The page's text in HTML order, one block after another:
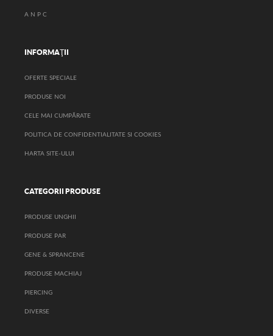
A N P C
INFORMAŢII
OFERTE SPECIALE
PRODUSE NOI
CELE MAI CUMPĂRATE
POLITICA DE CONFIDENTIALITATE SI COOKIES
HARTA SITE-ULUI
CATEGORII PRODUSE
PRODUSE UNGHII
PRODUSE PAR
GENE & SPRANCENE
PRODUSE MACHIAJ
PIERCING
DIVERSE